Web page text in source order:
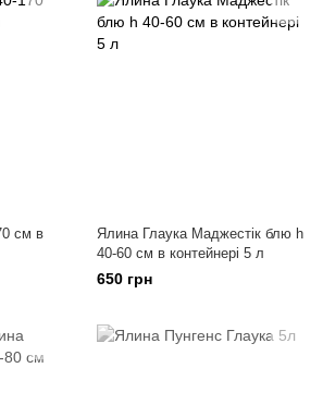
см в
Ялина Глаука Маджестік блю h
40-60 см в контейнері 5 л
650 грн